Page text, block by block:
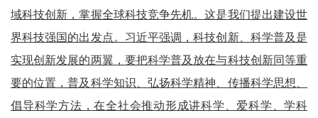
域科技创新，掌握全球科技竞争先机。这是我们提出建设世
界科技强国的出发点。习近平强调，科技创新、科学普及是
实现创新发展的两翼，要把科学普及放在与科技创新同等重
要的位置，普及科学知识、弘扬科学精神、传播科学思想、
倡导科学方法，在全社会推动形成讲科学、爱科学、学科